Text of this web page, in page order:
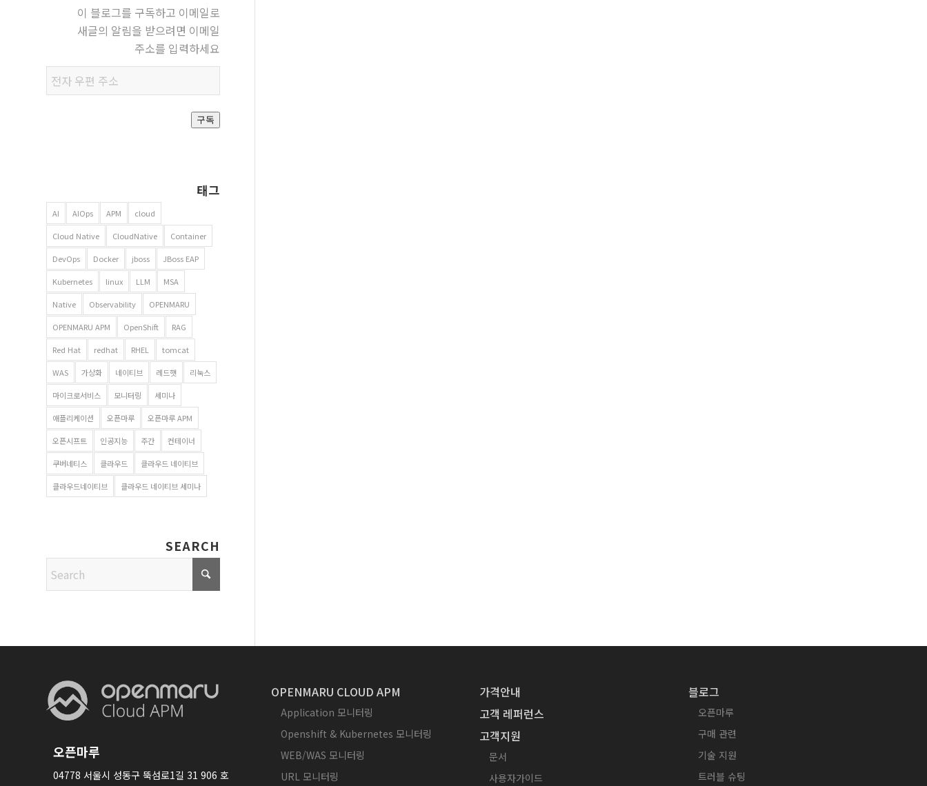
이 블로그를 구독하고 이메일로
새글의 알림을 받으려면 이메일
주소를 입력하세요
우편
주소
구독
태그
AI AIOps APM cloud
Cloud Native CloudNative Container
DevOps Docker jboss JBoss EAP
Kubernetes linux LLM MSA
Native Observability OPENMARU
OPENMARU APM OpenShift RAG
Red Hat redhat RHEL tomcat
WAS 가상화 네이티브 레드햇 리눅스
마이크로서비스 모니터링 세미나
애플리케이션 오픈마루 오픈마루 APM
오픈시프트 인공지능 주간 컨테이너
쿠버네티스 클라우드 클라우드 네이티브
클라우드네이티브 클라우드 네이티브 세미나
SEARCH
오픈마루
04778 서울시 성동구 뚝섬로1길 31 906 호
OPENMARU CLOUD APM
Application 모니터링
Openshift & Kubernetes 모니터링
WEB/WAS 모니터링
URL 모니터링
가격안내
고객 레퍼런스
고객지원
문서
사용자가이드
블로그
오픈마루
구매 관련
기술 지원
트러블 슈팅